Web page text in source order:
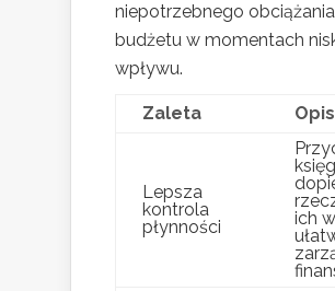
niepotrzebnego obciążania
budżetu w momentach
wpływu.
Zaleta Opis
Lepsza
kontrola
płynności
ich